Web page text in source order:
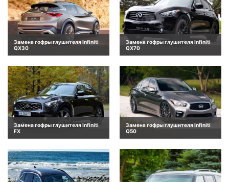
Замена гофры глушителя Infiniti
QX30
Замена гофры глушителя Infiniti
QX70
Замена гофры глушителя Infiniti
FX
Замена гофры глушителя Infiniti
Q50